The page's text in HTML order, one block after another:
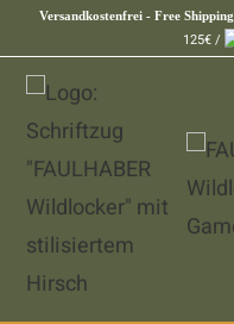
Versandkostenfrei - Free Shipping
125€ /